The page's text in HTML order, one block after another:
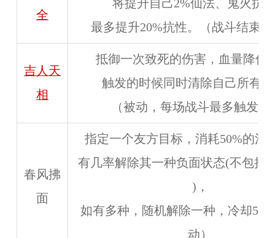
全
将提升自己2%仙法、鬼火抗
最多提升20%抗性。（战斗结束
吉人天
相
抵御一次致死的伤害，血量降低
触发的时候同时清除自己所有
（被动，每场战斗最多触发1
春风拂
面
指定一个友方目标，消耗50%的法
有几率解除其一种负面状态(不包括
)，
如有多种，随机解除一种，冷却5回
动）